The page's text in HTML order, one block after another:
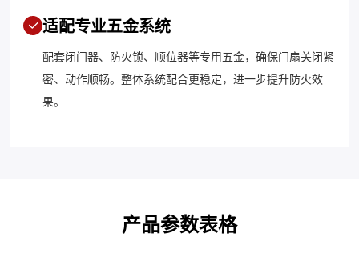
适配专业五金系统
配套闭门器、防火锁、顺位器等专用五金，确保门扇关闭紧
密、动作顺畅。整体系统配合更稳定，进一步提升防火效
果。
产品参数表格